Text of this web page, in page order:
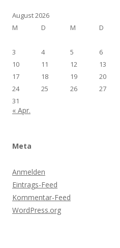
August 2026
M
D M D
3
4 5 6
10
11 12 13
17
18 19 20
24
25 26 27
31
« Apr.
Meta
Anmelden
Eintrags-Feed
Kommentar-Feed
WordPress.org